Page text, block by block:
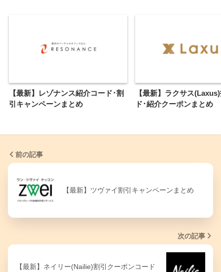
【最新】レゾナンス紹介コード･割
引キャンペーンまとめ
【最新】ラクサス
ド･紹介クーポンまとめ
前の記事
【最新】ツヴァイ割引キャンペーンまとめ
次の記事
【最新】ネイリー(Nailie)割引クーポンコード